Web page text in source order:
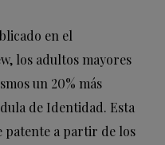
en el
los adultos mayores
un 20% más
de Identidad. Esta
patente a partir de los